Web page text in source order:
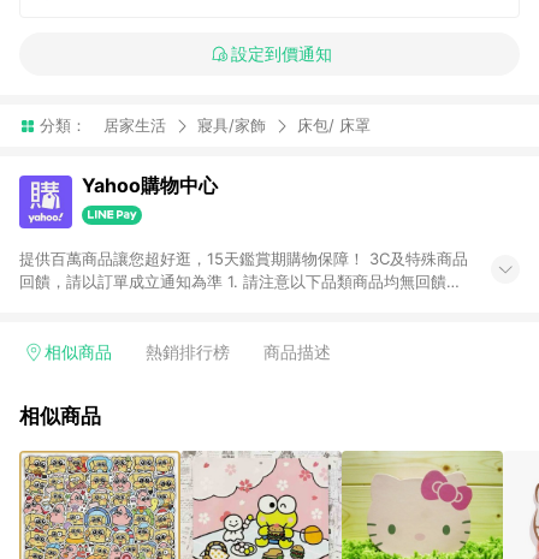
設定到價通知
分類： 居家生活 寢具/家飾 床包/ 床罩
Yahoo購物中心
提供百萬商品讓您超好逛，15天鑑賞期購物保障！ 3C及特殊商品
回饋，請以訂單成立通知為準 1. 請注意以下品類商品均無回饋：
電玩/遊戲/相機/單眼/鏡頭/拍立得 [2024/6/1起適用] -內接硬
的購回饋活動享Yahoo超贈點回饋者 - 購物中心商店之商品：商
3. 訂單回饋金額將扣除運費/購物金/超贈點/福利金/紅利折抵/折
價券等虛擬貨幣折抵 4. 大宗採購或批發轉賣不具回饋資格： 如
有相關事證認定您為大宗採購、批發轉賣而非最終消費使用者，
相關認定以Yahoo購物中心之認定為準
相似商品 熱銷排行榜 商品描述
相似商品